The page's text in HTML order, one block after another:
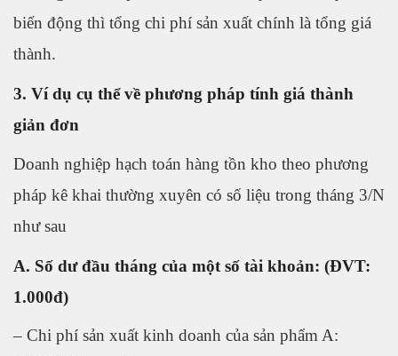
biến động thì tổng chi phí sản xuất chính là tổng giá
thành.
3. Ví dụ cụ thể về phương pháp tính giá thành
giản đơn
Doanh nghiệp hạch toán hàng tồn kho theo phương
pháp kê khai thường xuyên có số liệu trong tháng 3/N
như sau
A. Số dư đầu tháng của một số tài khoản: (ĐVT:
1.000đ)
– Chi phí sản xuất kinh doanh của sản phẩm A: